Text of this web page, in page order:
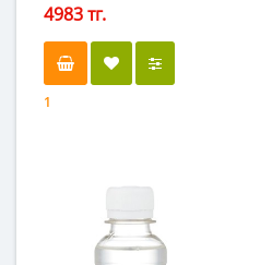
4983 тг.
1